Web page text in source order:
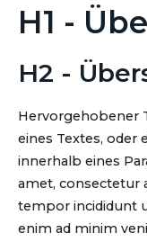
H1 -
H2 -
Hervorgehobener
eines Textes, oder
innerhalb eines
amet, consectetur
tempor incididunt
enim ad minim